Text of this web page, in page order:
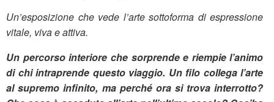
Un’esposizione che vede l’arte sottoforma di espressione
vitale, viva e attiva.
Un percorso interiore che sorprende e riempie l’animo
di chi intraprende questo viaggio. Un filo collega l’arte
al supremo infinito, ma perché ora si trova interrotto?